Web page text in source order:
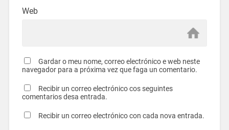
Web
Gardar o meu nome, correo electrónico e web neste
navegador para a próxima vez que faga un comentario.
Recibir un correo electrónico cos seguintes
comentarios desa entrada.
Recibir un correo electrónico con cada nova entrada.